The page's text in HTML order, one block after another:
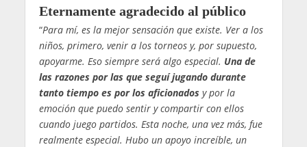
Eternamente agradecido al público
“Para mí, es la mejor sensación que existe. Ver a los
niños, primero, venir a los torneos y, por supuesto,
apoyarme. Eso siempre será algo especial. Una de
las razones por las que seguí jugando durante
tanto tiempo es por los aficionados y por la
emoción que puedo sentir y compartir con ellos
cuando juego partidos. Esta noche, una vez más, fue
realmente especial. Hubo un apoyo increíble, un